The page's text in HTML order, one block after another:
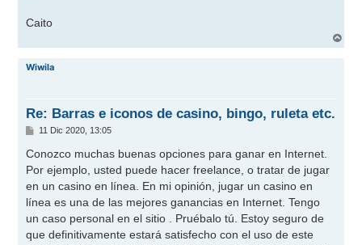
Caito
r
Wiwila
Re: Barras e iconos de casino, bingo, ruleta etc.
M
n
s
a
e
11 Dic 2020, 13:05
Conozco muchas buenas opciones para ganar en Internet.
Por ejemplo, usted puede hacer freelance, o tratar de jugar
en un casino en línea. En mi opinión, jugar un casino en
línea es una de las mejores ganancias en Internet. Tengo
un caso personal en el sitio . Pruébalo tú. Estoy seguro de
que definitivamente estará satisfecho con el uso de este